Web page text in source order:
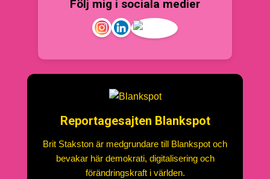
Följ mig i sociala medier
Reportagesajten Blankspot
Brit Stakston är medgrundare till Blankspot och
bevakar här demokrati, digitalisering och
förändringskraft i världen.